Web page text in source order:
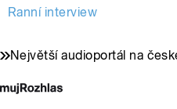
Ranní interview
Největší audioportál na